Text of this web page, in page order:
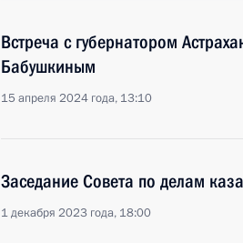
Встреча с губернатором
Бабушкиным
15 апреля 2024 года, 13:10
Заседание Совета по делам
1 декабря 2023 года, 18:00